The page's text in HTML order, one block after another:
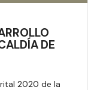
DE
2020 de la